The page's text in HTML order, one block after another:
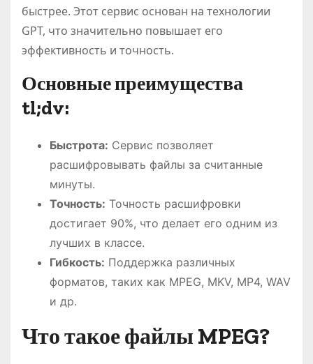
быстрее. Этот сервис основан на технологии
GPT, что значительно повышает его
эффективность и точность.
Основные преимущества
tl;dv:
Быстрота: Сервис позволяет
расшифровывать файлы за считанные
минуты.
Точность: Точность расшифровки
достигает 90%, что делает его одним из
лучших в классе.
Гибкость: Поддержка различных
форматов, таких как MPEG, MKV, MP4, WAV
и др.
Что такое файлы MPEG?